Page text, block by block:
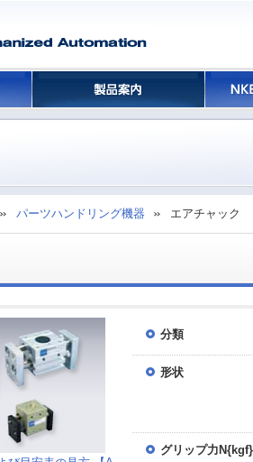
パーツハンドリング機器 エアチャック
分類
形状
グリップ力N{kgf}